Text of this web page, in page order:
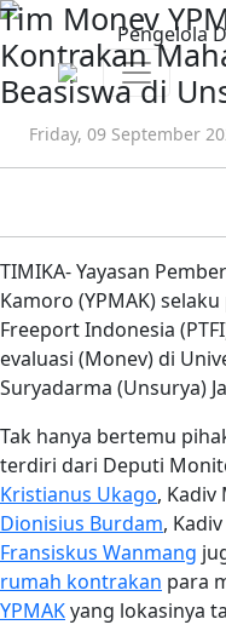
Pengelola
Tim Monev
Kontrakan
Beasiswa di
Friday, 09 September
TIMIKA- Yayasan
Kamoro (YPMAK)
Freeport Indonesia
evaluasi (Monev) di
Suryadarma (Unsurya)
Tak hanya bertemu
terdiri dari Deputi
Kristianus Ukago, Kadiv
Dionisius Burdam,
Fransiskus Wanmang
rumah kontrakan para
YPMAKyang lokasinya